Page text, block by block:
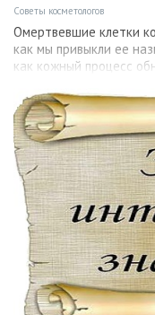
Советы косметологов
Омертвевшие клетки
как мы привыкли ее
как кожный процесс